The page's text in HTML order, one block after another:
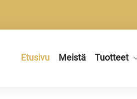
Etusivu Meistä Tuotteet